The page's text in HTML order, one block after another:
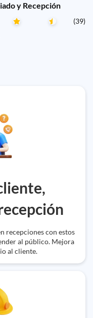
y Recepción
(39)
recepciones con estos
al público. Mejora
al cliente.